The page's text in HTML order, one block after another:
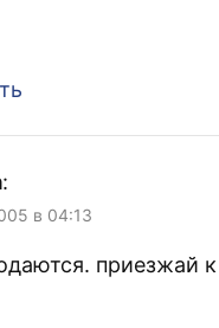
:
в 04:13
приезжай